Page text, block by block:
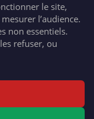
le site,
l’audience.
non essentiels.
refuser, ou